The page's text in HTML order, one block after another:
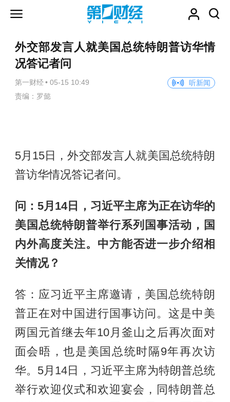
外交部发言人就美国总统特朗普访华情
况答记者问
第一财经 • 05-15 10:49
听新闻
责编：罗懿
5月15日，外交部发言人就美国总统特朗
普访华情况答记者问。
问：5月14日，习近平主席为正在访华的
美国总统特朗普举行系列国事活动，国
内外高度关注。中方能否进一步介绍相
关情况？
答：应习近平主席邀请，美国总统特朗
普正在对中国进行国事访问。这是中美
两国元首继去年10月釜山之后再次面对
面会晤，也是美国总统时隔9年再次访
华。5月14日，习近平主席为特朗普总统
举行欢迎仪式和欢迎宴会，同特朗普总